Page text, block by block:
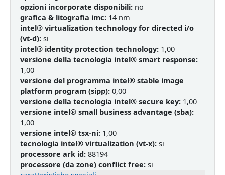
opzioni incorporate disponibili:no
grafica & litografia imc:14 nm
intel® virtualization technology for directed i/o
(vt-d):si
intel® identity protection technology:1,00
versione della tecnologia intel® smart response:
1,00
versione del programma intel® stable image
platform program (sipp):0,00
versione della tecnologia intel® secure key:1,00
versione intel® small business advantage (sba):
1,00
versione intel® tsx-ni:1,00
tecnologia intel® virtualization (vt-x):si
processore ark id:88194
processore (da zone) conflict free:si